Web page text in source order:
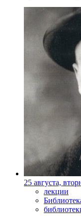
25 августа,
лекции